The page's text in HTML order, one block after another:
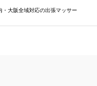
大阪全域対応の出張マッサー